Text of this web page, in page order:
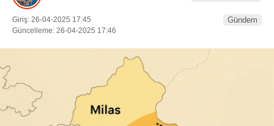
Giriş: 26-04-2025 17:45
Güncelleme: 26-04-2025 17:46
Gündem